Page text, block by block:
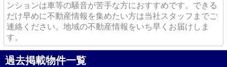
ンションは車等の騒音が苦手な方におすすめです。できる
だけ早めに不動産情報を集めたい方は当社スタッフまでご
連絡ください。地域の不動産情報をいち早くお届けしま
す。
過去掲載物件一覧